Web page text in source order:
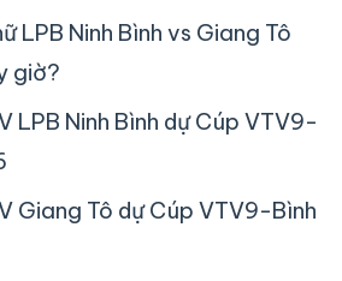
LPB Ninh Bình vs Giang Tô
giờ?
LPB Ninh Bình dự Cúp VTV9-
Giang Tô dự Cúp VTV9-Bình